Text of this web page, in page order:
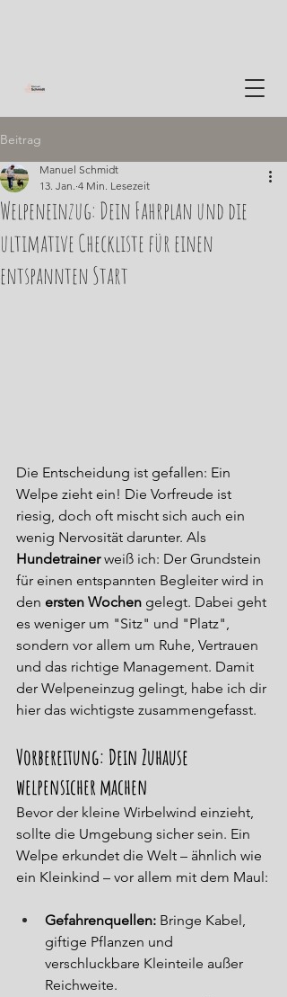
Beitrag
Welpeneinzug: Dein Fahrplan und die
ultimative Checkliste für einen
entspannten Start
Manuel Schmidt
13. Jan. 4 Min. Lesezeit
Die Entscheidung ist gefallen: Ein
Welpe zieht ein! Die Vorfreude ist
riesig, doch oft mischt sich auch ein
wenig Nervosität darunter. Als
Hundetrainer weiß ich: Der Grundstein
für einen entspannten Begleiter wird in
den ersten Wochen gelegt. Dabei geht
es weniger um "Sitz" und "Platz",
sondern vor allem um Ruhe, Vertrauen
und das richtige Management. Damit
der Welpeneinzug gelingt, habe ich dir
hier das wichtigste zusammengefasst.
Vorbereitung: Dein Zuhause
welpensicher machen
Bevor der kleine Wirbelwind einzieht,
sollte die Umgebung sicher sein. Ein
Welpe erkundet die Welt – ähnlich wie
ein Kleinkind – vor allem mit dem Maul:
Gefahrenquellen: Bringe Kabel,
giftige Pflanzen und
verschluckbare Kleinteile außer
Reichweite.